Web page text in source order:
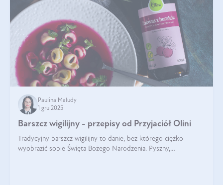
Paulina Maludy
1 gru 2025
Barszcz wigilijny - przepisy od Przyjaciół Olini
Tradycyjny barszcz wigilijny to danie, bez którego ciężko
wyobrazić sobie Święta Bożego Narodzenia. Pyszny,